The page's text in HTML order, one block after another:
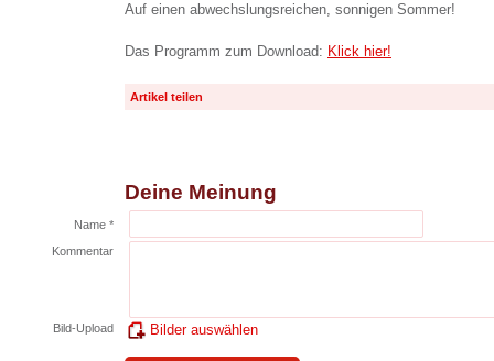
Auf einen abwechslungsreichen, sonnigen Sommer!
Das Programm zum Download: Klick hier!
Artikel teilen
Deine Meinung
Name *
Kommentar
Bild-Upload Bilder auswählen